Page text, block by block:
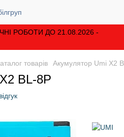
РОБОТИ ДО 21.08.2026 -
товарів Акумулятор Umi X2
BL-8P